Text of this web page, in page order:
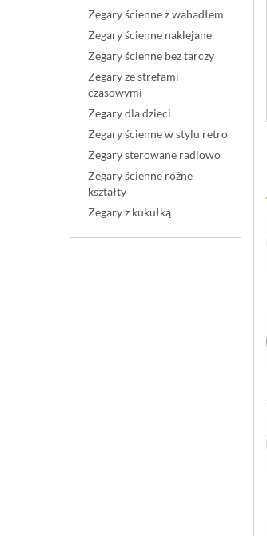
Zegary ścienne z wahadłem
Zegary ścienne naklejane
Zegary ścienne bez tarczy
Zegary ze strefami
czasowymi
Zegary dla dzieci
Zegary ścienne w stylu retro
Zegary sterowane radiowo
Zegary ścienne różne
kształty
Zegary z kukułką